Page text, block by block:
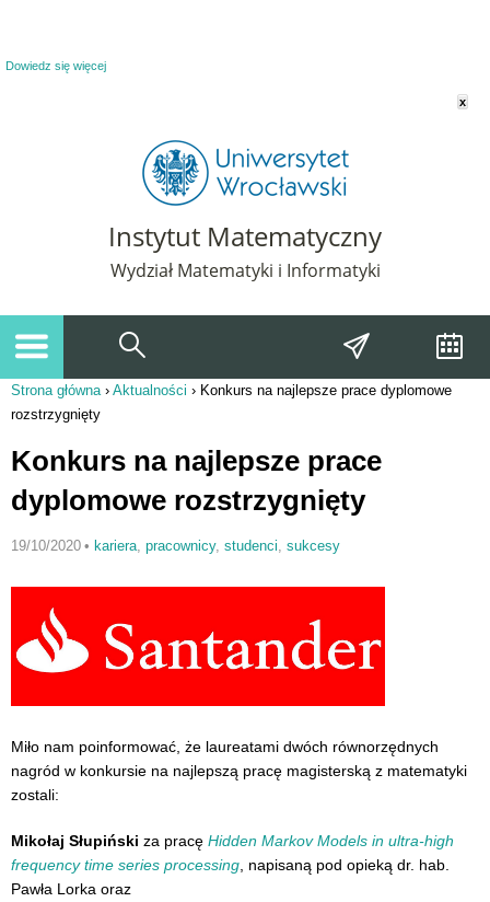
Dowiedz się więcej
x
Instytut Matematyczny
Wydział Matematyki i Informatyki
Jesteś tutaj
Strona główna› Aktualności › Konkurs na najlepsze prace dyplomowe
rozstrzygnięty
Konkurs na najlepsze prace
dyplomowe rozstrzygnięty
19/10/2020 • kariera, pracownicy, studenci, sukcesy
Miło nam poinformować, że laureatami dwóch równorzędnych
nagród w konkursie na najlepszą pracę magisterską z matematyki
zostali:
Mikołaj Słupiński za pracę Hidden Markov Models in ultra-high
frequency time series processing , napisaną pod opieką dr. hab.
Pawła Lorka oraz